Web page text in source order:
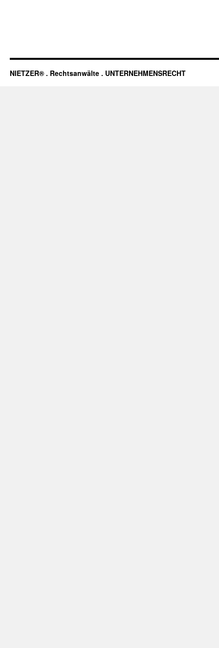
NIETZER® . Rechtsanwälte . UNTERNEHMENSRECHT